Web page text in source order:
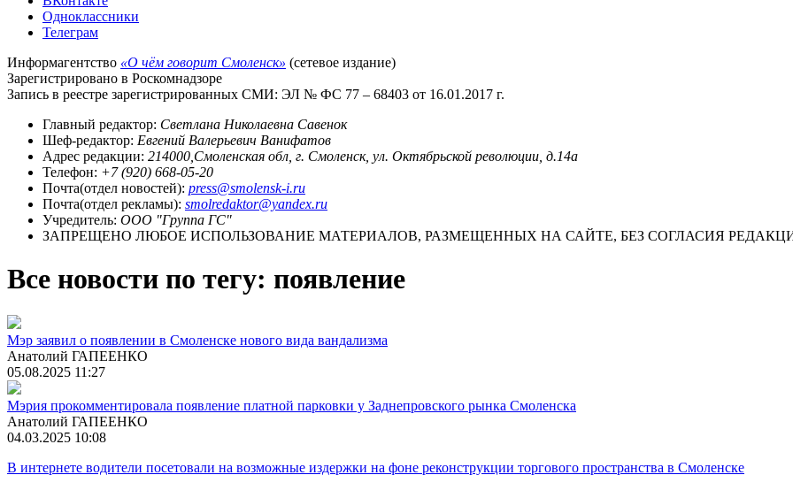
Одноклассники
Телеграм
Информагентство «О чём говорит Смоленск» (сетевое издание)
Зарегистрировано в Роскомнадзоре
Запись в реестре зарегистрированных СМИ: ЭЛ № ФС 77 – 68403 от 16.01.2017 г.
Главный редактор: Светлана Николаевна Савенок
Шеф-редактор: Евгений Валерьевич Ванифатов
Адрес редакции: 214000,Смоленская обл, г. Смоленск, ул. Октябрьской революции, д.14а
Телефон: +7 (920) 668-05-20
Почта(отдел новостей): press@smolensk-i.ru
Почта(отдел рекламы): smolredaktor@yandex.ru
Учредитель: ООО "Группа ГС"
ЗАПРЕЩЕНО ЛЮБОЕ ИСПОЛЬЗОВАНИЕ МАТЕРИАЛОВ, РАЗМЕЩЕННЫХ НА САЙТЕ, БЕЗ СОГЛАСИЯ
Все новости по тегу: появление
Мэр заявил о появлении в Смоленске нового вида вандализма
Анатолий ГАПЕЕНКО
05.08.2025 11:27
Мэрия прокомментировала появление платной парковки у Заднепровского рынка Смоленска
Анатолий ГАПЕЕНКО
04.03.2025 10:08
В интернете водители посетовали на возможные издержки на фоне реконструкции торгового пространства в Смоленске